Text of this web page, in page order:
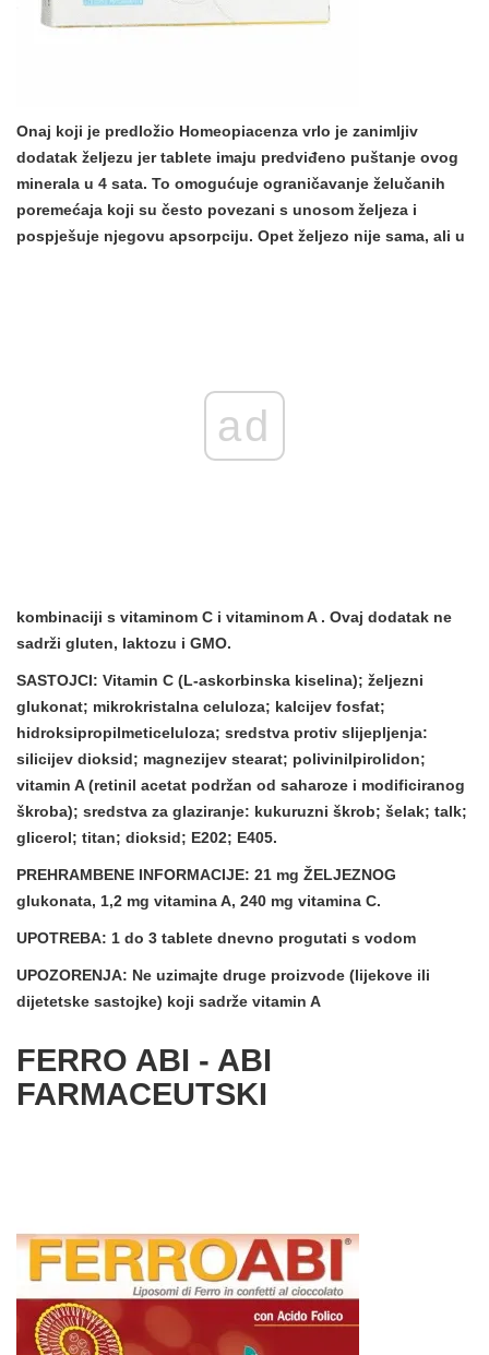
Onaj koji je predložio Homeopiacenza vrlo je zanimljiv
dodatak željezu jer tablete imaju predviđeno puštanje ovog
minerala u 4 sata. To omogućuje ograničavanje želučanih
poremećaja koji su često povezani s unosom željeza i
pospješuje njegovu apsorpciju. Opet željezo nije sama, ali u
ad
kombinaciji s vitaminom C i vitaminom A. Ovaj dodatak ne
sadrži gluten, laktozu i GMO.
SASTOJCI: Vitamin C (L-askorbinska kiselina); željezni
glukonat; mikrokristalna celuloza; kalcijev fosfat;
hidroksipropilmeticeluloza; sredstva protiv slijepljenja:
silicijev dioksid; magnezijev stearat; polivinilpirolidon;
vitamin A (retinil acetat podržan od saharoze i modificiranog
škroba); sredstva za glaziranje: kukuruzni škrob; šelak; talk;
glicerol; titan; dioksid; E202; E405.
PREHRAMBENE INFORMACIJE: 21 mg ŽELJEZNOG
glukonata, 1,2 mg vitamina A, 240 mg vitamina C.
UPOTREBA: 1 do 3 tablete dnevno progutati s vodom
UPOZORENJA: Ne uzimajte druge proizvode (lijekove ili
dijetetske sastojke) koji sadrže vitamin A
FERRO ABI - ABI
FARMACEUTSKI